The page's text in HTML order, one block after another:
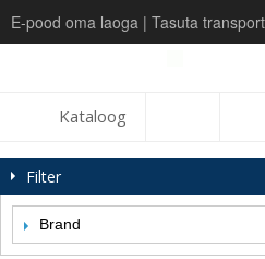
E-pood oma laoga | Tasuta
Maksmine
Arvustused
Kataloog
Filter
Brand